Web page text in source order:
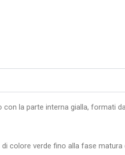
la parte interna gialla, formati
colore verde fino alla fase matura